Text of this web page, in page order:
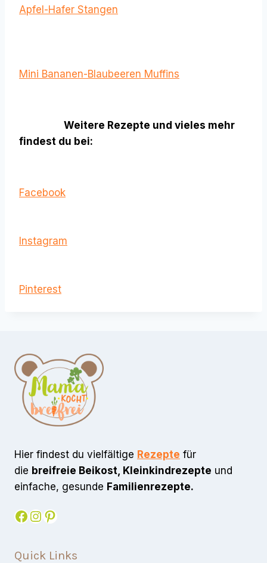
Apfel-Hafer Stangen
Mini Bananen-Blaubeeren Muffins
Weitere Rezepte und vieles mehr
findest du bei:
Facebook
Instagram
Pinterest
Hier findest du vielfältige Rezepte für
die breifreie Beikost, Kleinkindrezepte und
einfache, gesunde Familienrezepte.
Facebook
Instagram
Pinterest
Quick Links